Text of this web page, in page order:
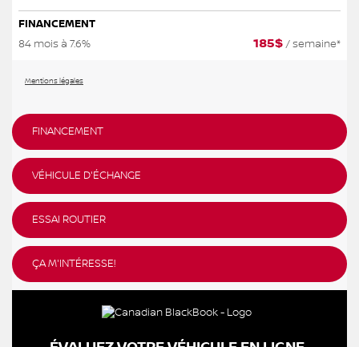
FINANCEMENT
84 mois à 7.6%
185$ / semaine*
Mentions légales
FINANCEMENT
VÉHICULE D'ÉCHANGE
ESSAI ROUTIER
ÇA M'INTÉRESSE!